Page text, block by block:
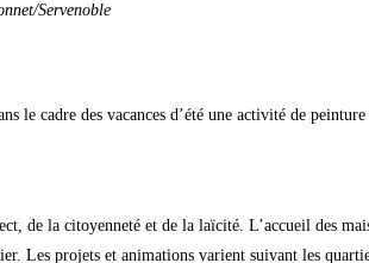
Servenoble
le cadre des vacances d’été une activité de
de la citoyenneté et de la laïcité. L’accueil des
Les projets et animations varient suivant les